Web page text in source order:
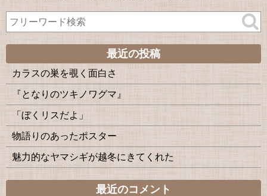
最近の投稿
カラスの巣を覗く面白さ
『となりのツキノワグマ』
「ぼくリスだよ」
物語りのあったポスター
魅力的なヤマシギが越冬にきてくれた
最近のコメント